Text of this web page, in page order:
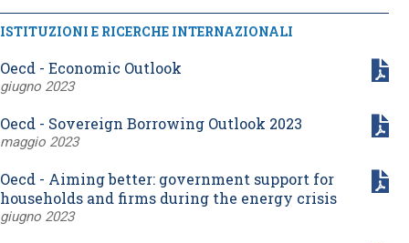
ISTITUZIONI E RICERCHE INTERNAZIONALI
Oecd - Economic Outlook
giugno 2023
Oecd - Sovereign Borrowing Outlook 2023
maggio 2023
Oecd - Aiming better: government support for
households and firms during the energy crisis
giugno 2023